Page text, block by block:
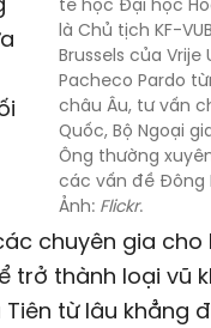
là Chủ tịch KF-VUB
Brussels của Vrije
Pacheco Pardo
châu Âu, tư vấn
Quốc, Bộ Ngoại
Ông thường
các vấn đề Đông
Ảnh: Flickr.
chuyên gia cho
trở thành loại vũ
từ lâu khẳng